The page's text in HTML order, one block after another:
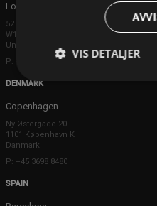
London
52 Brook Street
W1K 5DS London
United Kingdom
P: +44 203 608 8181
DENMARK
Copenhagen
Ny Østergade 20
1101 København K
Danmark
P: +45 3698 8480
SPAIN
VIS DETALJER